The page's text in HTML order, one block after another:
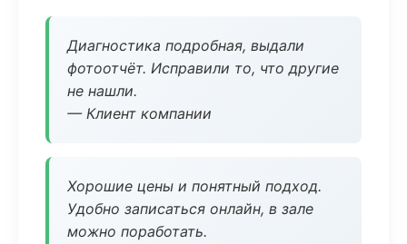
Диагностика подробная, выдали
фотоотчёт. Исправили то, что другие
не нашли.
— Клиент компании
Хорошие цены и понятный подход.
Удобно записаться онлайн, в зале
можно поработать.